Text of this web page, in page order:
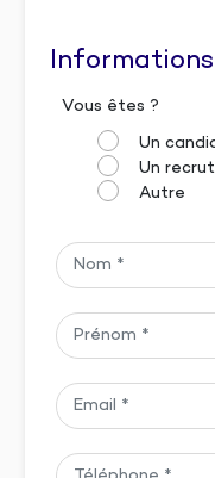
Vous êtes ?
Un
Un
Autre